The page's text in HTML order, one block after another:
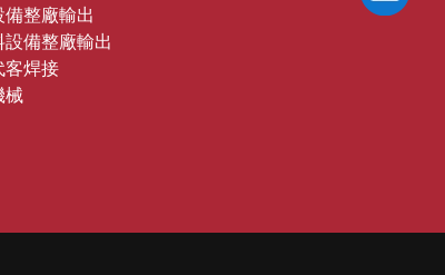
整廠輸出
備整廠輸出
客焊接
械